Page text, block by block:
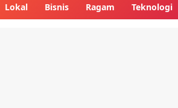
Lokal Bisnis Ragam Teknologi